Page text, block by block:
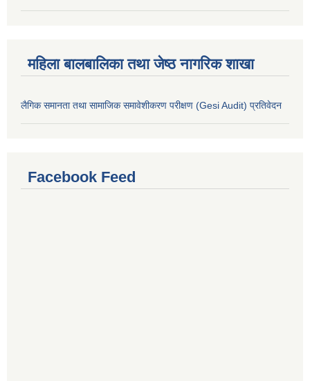
महिला बालबालिका तथा जेष्ठ नागरिक शाखा
लैगिक समानता तथा सामाजिक समावेशीकरण परीक्षण (Gesi Audit) प्रतिवेदन
Facebook Feed